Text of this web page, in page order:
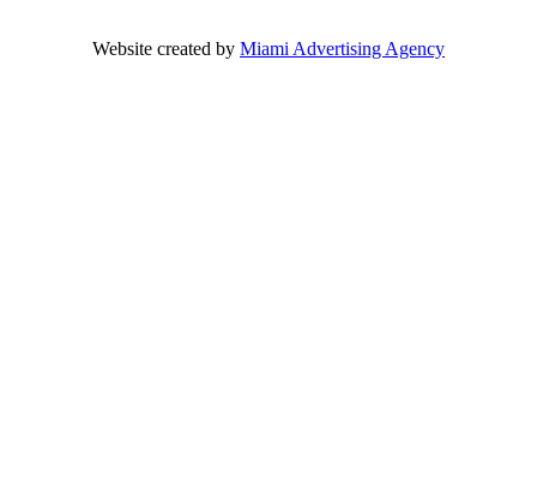
Website created by Miami Advertising Agency